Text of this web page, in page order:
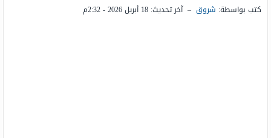
كتب بواسطة: شروق – آخر تحديث: 18 أبريل 2026 - 2:32م